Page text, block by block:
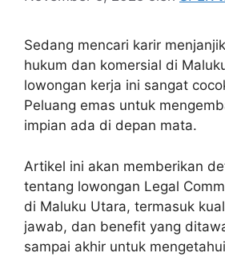
Sedang mencari karir
hukum dan komersial di
lowongan kerja ini sangat
Peluang emas untuk
impian ada di depan mata.
Artikel ini akan memberikan
tentang lowongan Legal
di Maluku Utara, termasuk
jawab, dan benefit yang
sampai akhir untuk